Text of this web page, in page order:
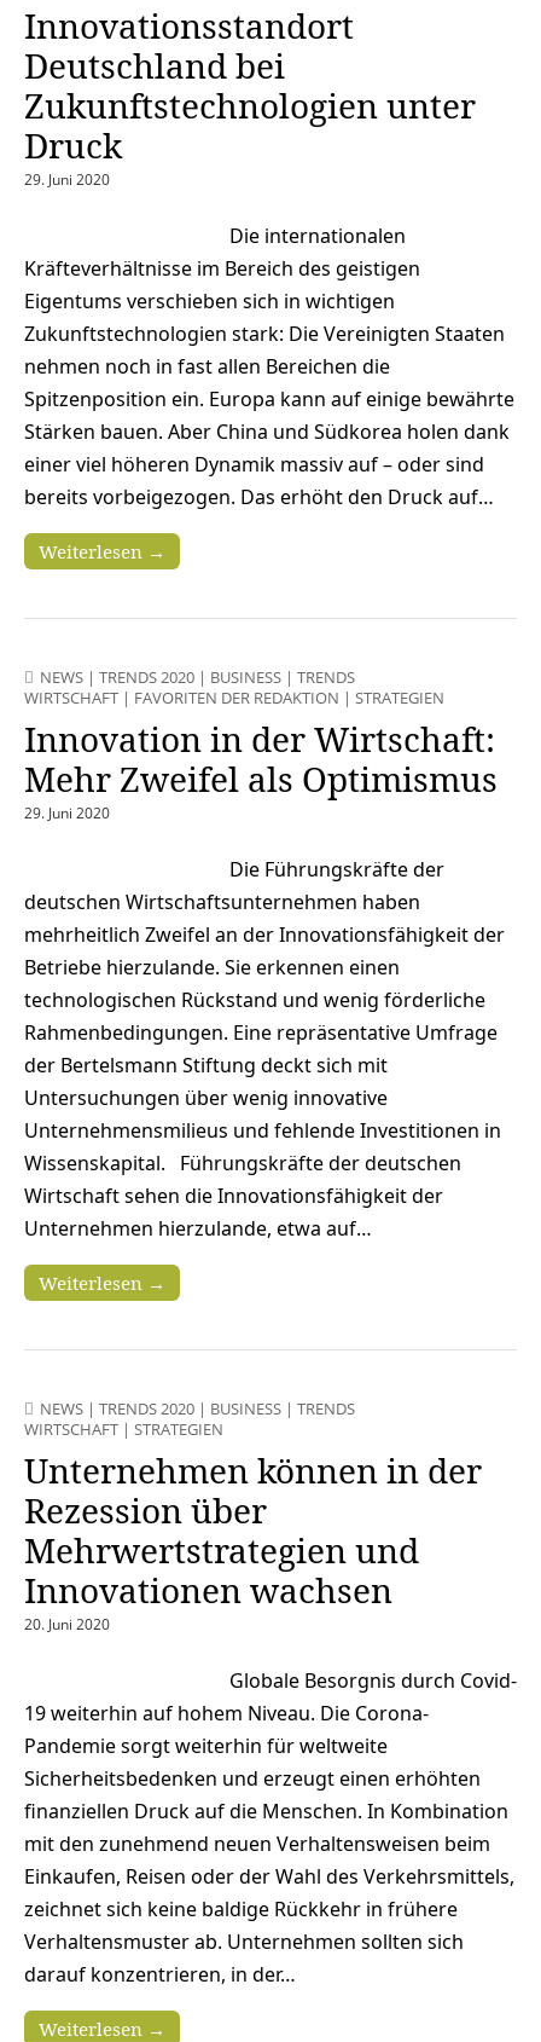
Innovationsstandort
Deutschland bei
Zukunftstechnologien unter
Druck
29. Juni 2020
Die internationalen
Kräfteverhältnisse im Bereich des geistigen
Eigentums verschieben sich in wichtigen
Zukunftstechnologien stark: Die Vereinigten Staaten
nehmen noch in fast allen Bereichen die
Spitzenposition ein. Europa kann auf einige bewährte
Stärken bauen. Aber China und Südkorea holen dank
einer viel höheren Dynamik massiv auf – oder sind
bereits vorbeigezogen. Das erhöht den Druck auf…
Weiterlesen →
NEWS | TRENDS 2020 | BUSINESS | TRENDS
WIRTSCHAFT | FAVORITEN DER REDAKTION | STRATEGIEN
Innovation in der Wirtschaft:
Mehr Zweifel als Optimismus
29. Juni 2020
Die Führungskräfte der
deutschen Wirtschaftsunternehmen haben
mehrheitlich Zweifel an der Innovationsfähigkeit der
Betriebe hierzulande. Sie erkennen einen
technologischen Rückstand und wenig förderliche
Rahmenbedingungen. Eine repräsentative Umfrage
der Bertelsmann Stiftung deckt sich mit
Untersuchungen über wenig innovative
Unternehmensmilieus und fehlende Investitionen in
Wissenskapital. Führungskräfte der deutschen
Wirtschaft sehen die Innovationsfähigkeit der
Unternehmen hierzulande, etwa auf…
Weiterlesen →
NEWS | TRENDS 2020 | BUSINESS | TRENDS
WIRTSCHAFT | STRATEGIEN
Unternehmen können in der
Rezession über
Mehrwertstrategien und
Innovationen wachsen
20. Juni 2020
Globale Besorgnis durch Covid-
19 weiterhin auf hohem Niveau. Die Corona-
Pandemie sorgt weiterhin für weltweite
Sicherheitsbedenken und erzeugt einen erhöhten
finanziellen Druck auf die Menschen. In Kombination
mit den zunehmend neuen Verhaltensweisen beim
Einkaufen, Reisen oder der Wahl des Verkehrsmittels,
zeichnet sich keine baldige Rückkehr in frühere
Verhaltensmuster ab. Unternehmen sollten sich
darauf konzentrieren, in der…
Weiterlesen →